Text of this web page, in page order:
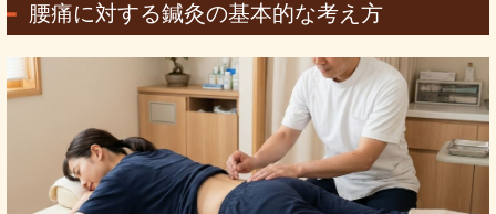
腰痛に対する鍼灸の基本的な考え方